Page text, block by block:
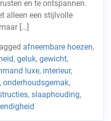
en te ontspannen.
alleen een stijlvolle
[…]
afneembare hoezen,
, geluk, gewicht,
luxe, interieur,
, onderhoudsgemak,
, slaaphouding,